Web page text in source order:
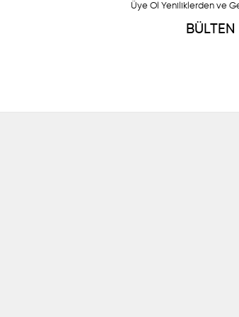
Üye Ol Yeniliklerden ve
BÜLTEN